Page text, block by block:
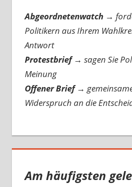
Abgeordnetenwatch →
Politikern aus Ihrem
Antwort
Protestbrief → sagen Sie
Meinung
Offener Brief →
Widerspruch an die
Am häufigsten